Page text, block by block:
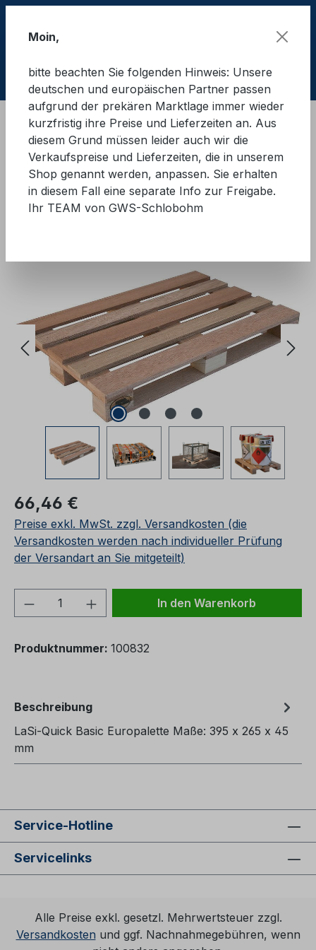
Schulungsmaterial
LaSi - Quick Basic
Zubehör Basic
GWS®-LaSi-Quick Basic
Europalette
Regulärer Preis:
66,46 €
Preise exkl. MwSt. zzgl. Versandkosten (die
Versandkosten werden nach individueller Prüfung
der Versandart an Sie mitgeteilt)
Produkt Anzahl: Gib denIn den Warenkorb
Produktnummer: 100832
Beschreibung
LaSi-Quick Basic Europalette Maße: 395 x 265 x 45
mm
Service-Hotline
Servicelinks
Alle Preise exkl. gesetzl. Mehrwertsteuer zzgl.
Versandkosten und ggf. Nachnahmegebühren, wenn
Moin,
bitte beachten Sie folgenden Hinweis: Unsere
deutschen und europäischen Partner passen
aufgrund der prekären Marktlage immer wieder
kurzfristig ihre Preise und Lieferzeiten an. Aus
diesem Grund müssen leider auch wir die
Verkaufspreise und Lieferzeiten, die in unserem
Shop genannt werden, anpassen. Sie erhalten
in diesem Fall eine separate Info zur Freigabe.
Ihr TEAM von GWS-Schlobohm